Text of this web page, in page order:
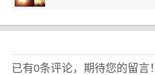
已有0条评论，期待您的留言！